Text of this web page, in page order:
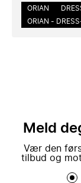
ORIAN
ORIAN -
Meld
Vær den
tilbud og